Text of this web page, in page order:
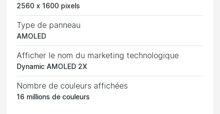
2560 x 1600 pixels
Type de panneau
AMOLED
Afficher le nom du marketing technologique
Dynamic AMOLED 2X
Nombre de couleurs affichées
16 millions de couleurs